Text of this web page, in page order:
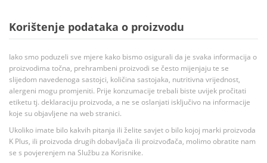
Korištenje podataka o proizvodu
Iako smo poduzeli sve mjere kako bismo osigurali da je svaka informacija o
proizvodima točna, prehrambeni proizvodi se često mijenjaju te se
slijedom navedenoga sastojci, količina sastojaka, nutritivna vrijednost,
alergeni mogu promjeniti. Prije konzumacije trebali biste uvijek pročitati
etiketu tj. deklaraciju proizvoda, a ne se oslanjati isključivo na informacije
koje su objavljene na web stranici.
Ukoliko imate bilo kakvih pitanja ili želite savjet o bilo kojoj marki proizvoda
K Plus, ili proizvoda drugih dobavljača ili proizvođača, molimo obratite nam
se s povjerenjem na Službu za Korisnike.